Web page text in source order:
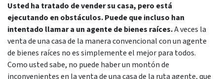
Usted ha tratado de vender su casa, pero está
ejecutando en obstáculos. Puede que incluso han
intentado llamar a un agente de bienes raíces.A veces la
venta de una casa de la manera convencional con un agente
de bienes raíces no es simplemente el mejor para todos.
Como usted sabe, no puede haber un montón de
inconvenientes en la venta de una casa de la ruta agente, que